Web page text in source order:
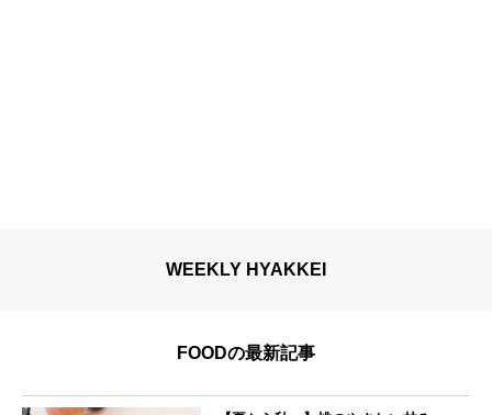
WEEKLY HYAKKEI
FOODの最新記事